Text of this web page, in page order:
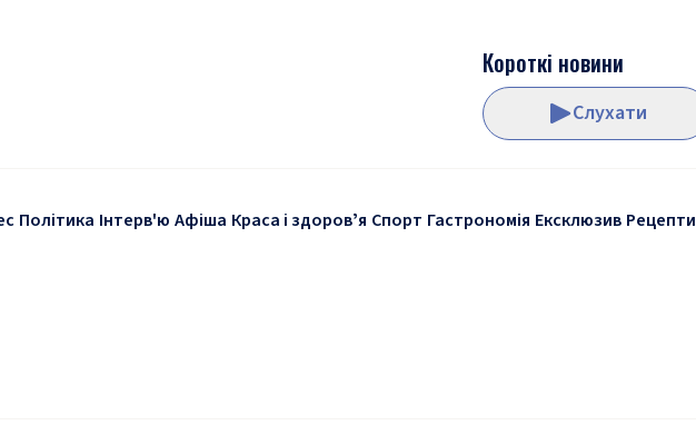
Короткі новини
Слухати
Політика Інтерв'ю Афіша Краса і здоровʼя Спорт Гастрономія Ексклюзив Рецепти